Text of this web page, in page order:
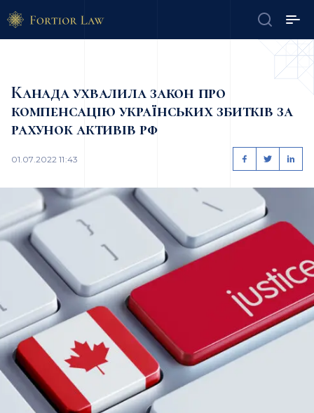
Канада ухвалила закон про
компенсацію українських збитків за
рахунок активів рф
01.07.2022 11:43